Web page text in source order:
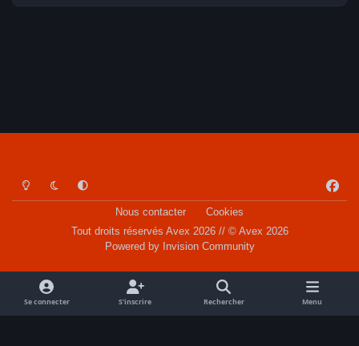
Light ModeDark ModeSystem Preference
a
o
k
Nous contacter
Cookies
Tout droits réservés Avex 2026 // © Avex 2026
Powered by Invision Community
Se connecter S’inscrire Rechercher Menu